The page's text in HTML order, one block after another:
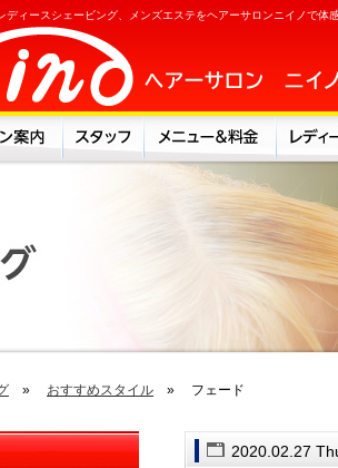
ディースシェービング、メンズエステをヘアーサロンニイノで体
» おすすめスタイル » フェード
2020.02.27